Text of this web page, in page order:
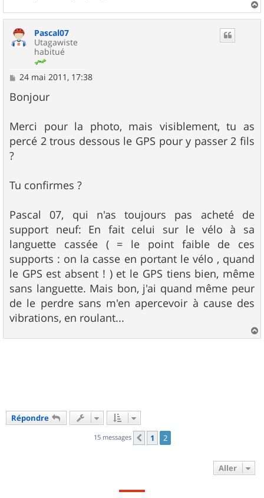
a
Pascal07
Utagawiste
habitué
M
s
s
g
e
24 mai 2011, 17:38
Bonjour
Merci pour la photo, mais visiblement, tu as
percé 2 trous dessous le GPS pour y passer 2 fils
?
Tu confirmes ?
Pascal 07, qui n'as toujours pas acheté de
support neuf: En fait celui sur le vélo à sa
languette cassée ( = le point faible de ces
supports : on la casse en portant le vélo , quand
le GPS est absent ! ) et le GPS tiens bien, même
sans languette. Mais bon, j'ai quand même peur
de le perdre sans m'en apercevoir à cause des
vibrations, en roulant...
a
Répondre
15 messages Précédent
1 2
Aller